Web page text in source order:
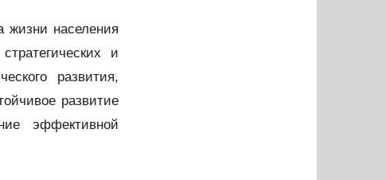
жизни населения
и
развития,
развитие
эффективной